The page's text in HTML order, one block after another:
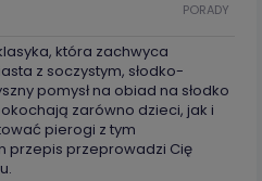
PORADY
która zachwyca
z soczystym, słodko-
pomysł na obiad na słodko
zarówno dzieci, jak i
pierogi z tym
przepis przeprowadzi Cię